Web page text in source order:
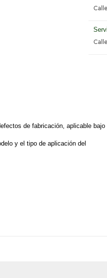
de fabricación, aplicable bajo
y el tipo de aplicación del